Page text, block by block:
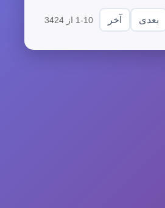
بعدی آخر 1-10 از 3424